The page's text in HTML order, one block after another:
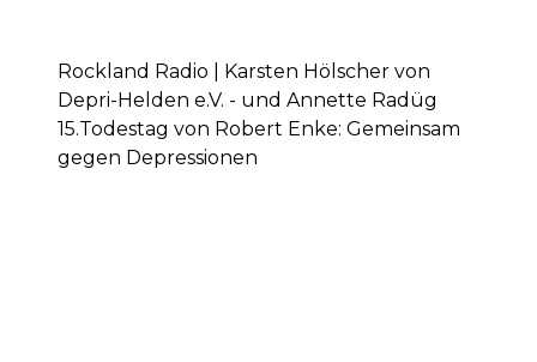
Rockland Radio | Karsten Hölscher von
Depri-Helden e.V. - und Annette Radüg
15.Todestag von Robert Enke: Gemeinsam
gegen Depressionen